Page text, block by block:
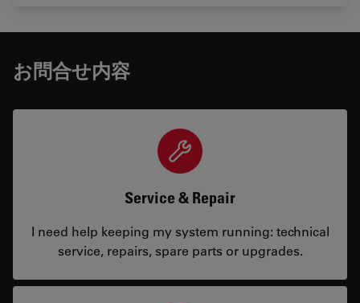
お問合せ内容
Service & Repair
I need help keeping my system running: technical
service, repairs, spare parts or upgrades.